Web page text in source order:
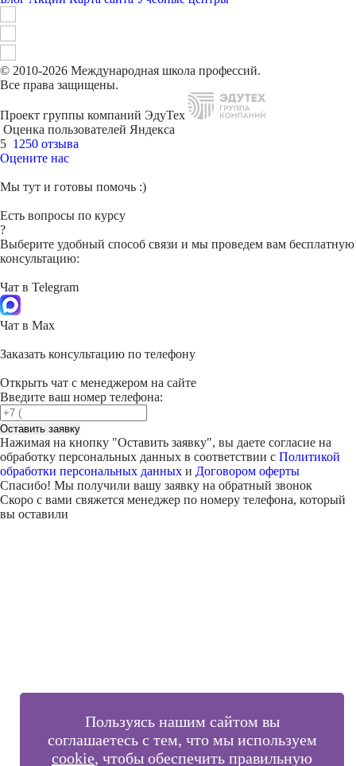
© 2010-2026 Международная школа профессий.
Все права защищены.
Проект группы компаний ЭдуТех
Оценка пользователей Яндекса
5 1250 отзыва
Оцените нас
Пользуясь нашим сайтом вы
соглашаетесь с тем, что мы используем
cookie, чтобы обеспечить правильную
Мы тут и готовы помочь :)
Есть вопросы по курсу
?
Выберите удобный способ связи и мы проведем вам бесплатную
консультацию:
Чат в Telegram
Чат в Max
Заказать консультацию по телефону
Открыть чат с менеджером на сайте
Введите ваш номер телефона:
Оставить заявку
Нажимая на кнопку "Оставить заявку", вы даете согласие на
обработку персональных данных в соответствии с Политикой
обработки персональных данных и Договором оферты
Спасибо! Мы получили вашу заявку на обратный звонок
Скоро с вами свяжется менеджер по номеру телефона, который
вы оставили
ПРОДОЛЖИТЬ